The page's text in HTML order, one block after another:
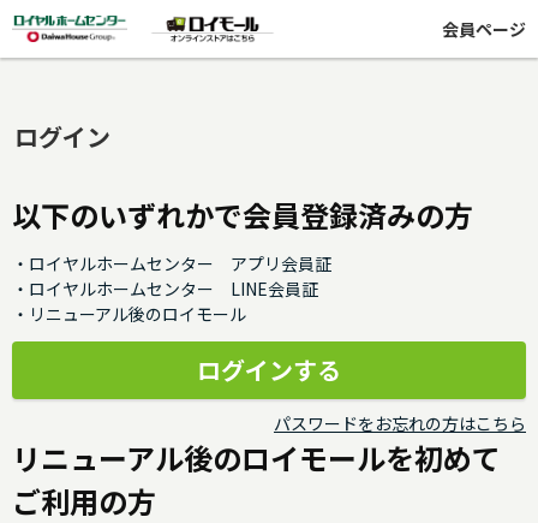
会員ページ
ログイン
以下のいずれかで会員登録済みの方
・ロイヤルホームセンター アプリ会員証
・ロイヤルホームセンター LINE会員証
・リニューアル後のロイモール
パスワードをお忘れの方はこちら
リニューアル後のロイモールを初めて
ご利用の方